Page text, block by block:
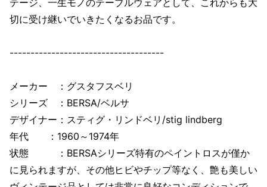
テージ、一生モノのテーブルウェアとして、これからも大
切に受け継いでいきたくなるお品です。
-------------------------------------
メーカー ：グスタフスベリ
シリーズ ：BERSA/ベルサ
デザイナー：スティグ・リンドベリ/stig lindberg
年代 ：1960～1974年
状態 ：BERSAシリーズ特有のペイントロスが僅か
に見られますが、その他ヒビやチップ等なく、艶も美しい